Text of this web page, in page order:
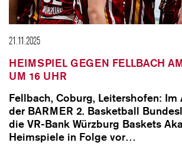
21.11.2025
HEIMSPIEL GEGEN FELLBACH
UM 16 UHR
Fellbach, Coburg, Leitershofen:
der BARMER 2. Basketball
die VR-Bank Würzburg Baskets
Heimspiele in Folge vor…